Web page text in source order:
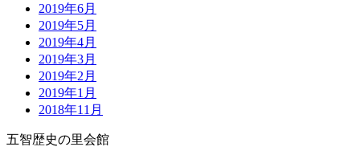
2019年6月
2019年5月
2019年4月
2019年3月
2019年2月
2019年1月
2018年11月
五智歴史の里会館